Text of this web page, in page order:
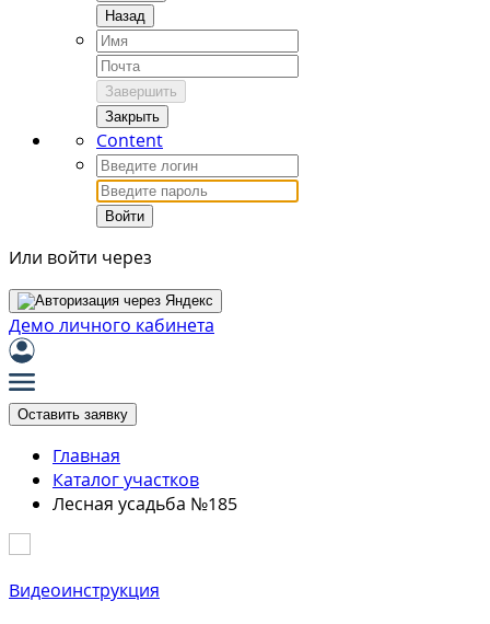
Назад
Завершить
Закрыть
Content
Войти
Или войти через
Демо личного кабинета
Оставить заявку
Главная
Каталог участков
Лесная усадьба №185
Видеоинструкция